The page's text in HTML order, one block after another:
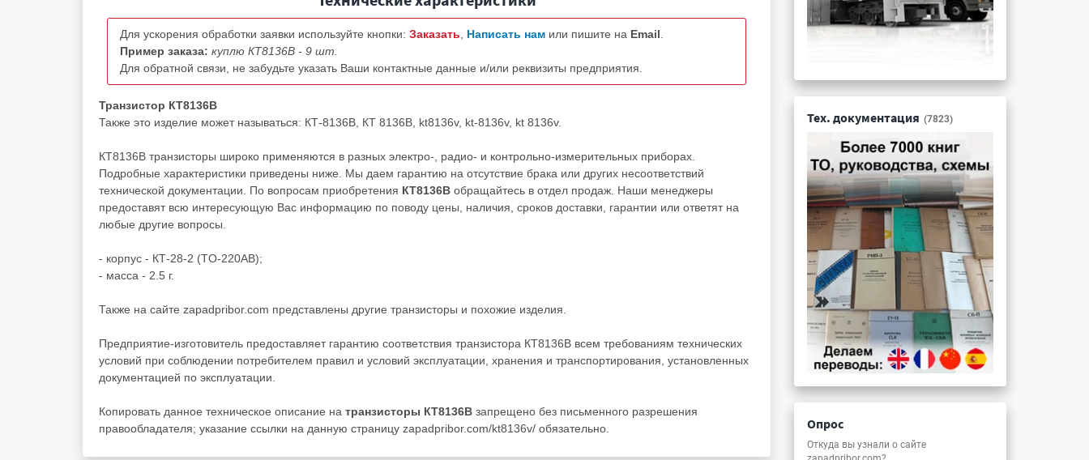
Для ускорения обработки заявки используйте кнопки: Заказать Написать нам или пишите на Email
Пример заказа: куплю КТ8136В - 9 шт.
Для обратной связи, не забудьте указать Ваши контактные данные и/или реквизиты предприятия.
Транзистор КТ8136В
Также это изделие может называться: КТ-8136В, КТ 8136В, kt8136v, kt-8136v, kt 8136v.
КТ8136В транзисторы широко применяются в разных электро-, радио- и контрольно-измерительных приборах.
Подробные характеристики приведены ниже. Мы даем гарантию на отсутствие брака или других несоответствий
технической документации. По вопросам приобретения КТ8136В обращайтесь в отдел продаж. Наши менеджеры
предоставят всю интересующую Вас информацию по поводу цены, наличия, сроков доставки, гарантии или ответят на
любые другие вопросы.
- корпус - КТ-28-2 (TO-220AB);
- масса - 2.5 г.
Также на сайте zapadpribor.com представлены другие транзисторы и похожие изделия.
Предприятие-изготовитель предоставляет гарантию соответствия транзистора КТ8136В всем требованиям технических
условий при соблюдении потребителем правил и условий эксплуатации, хранения и транспортирования, установленных
документацией по эксплуатации.
Копировать данное техническое описание на транзисторы КТ8136В запрещено без письменного разрешения
правообладателя; указание ссылки на данную страницу zapadpribor.com/kt8136v/ обязательно.
Тех. документация (7823)
Опрос
Откуда вы узнали о сайте